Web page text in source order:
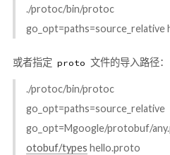
./protoc/bin/
go_opt=paths=source_relative
或者指定 proto 文件的导入路径：
./protoc/bin/
go_opt=Mgoogle/protobuf/
otobuf/types hello.proto